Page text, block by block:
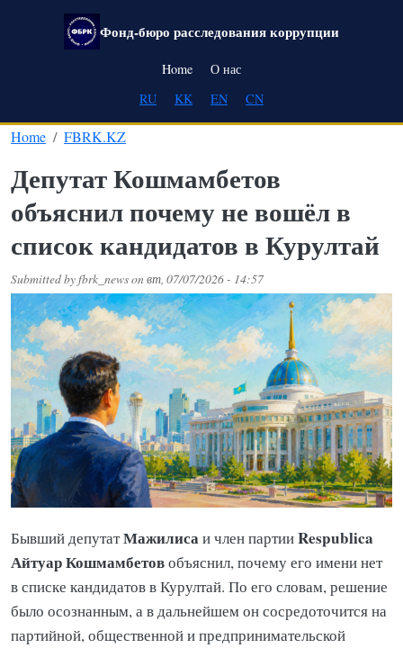
Skip to main content
Фонд-бюро расследования коррупции
Main navigation
Home
О нас
RU
KK EN CN
Home FBRK.KZ
Депутат Кошмамбетов
объяснил почему не вошёл в
список кандидатов в Курултай
Submitted byfbrk_newsonвт, 07/07/2026 - 14:57
Бывший депутатМажилисаи член партииRespublica
Айтуар Кошмамбетовобъяснил, почему его имени нет
в списке кандидатов в Курултай. По его словам, решение
было осознанным, а в дальнейшем он сосредоточится на
партийной, общественной и предпринимательской